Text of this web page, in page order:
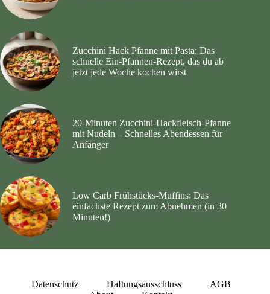
Zucchini Hack Pfanne mit Pasta: Das
schnelle Ein-Pfannen-Rezept, das du ab
jetzt jede Woche kochen wirst
20‑Minuten Zucchini‑Hackfleisch‑Pfanne
mit Nudeln – Schnelles Abendessen für
Anfänger
Low Carb Frühstücks-Muffins: Das
einfachste Rezept zum Abnehmen (in 30
Minuten!)
Datenschutz Haftungsausschluss
AGB